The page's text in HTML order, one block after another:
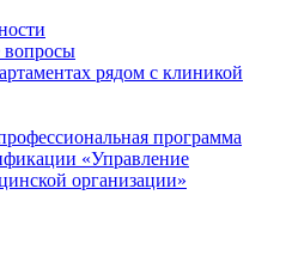
вопросы
рядом с клиникой
программа
«Управление
организации»